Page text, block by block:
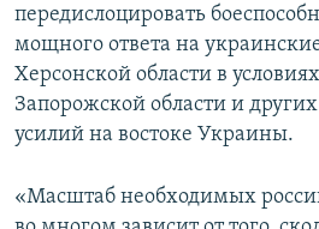
передислоцировать
мощного ответа на
Херсонской области в
Запорожской области и
усилий на востоке Украины.
«Масштаб необходимых